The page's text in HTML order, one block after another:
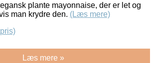
plante mayonnaise, der er let og
man krydre den. (Læs mere)
Læs mere »